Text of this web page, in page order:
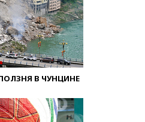
В ЧУНЦИНЕ